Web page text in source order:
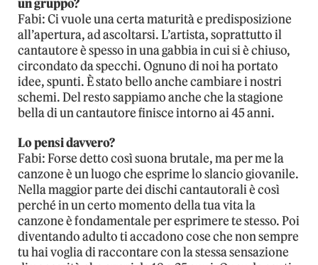
un gruppo?
Fabi: Ci vuole una certa maturità e predisposizione
all’apertura, ad ascoltarsi. L’artista, soprattutto il
cantautore è spesso in una gabbia in cui si è chiuso,
circondato da specchi. Ognuno di noi ha portato
idee, spunti. È stato bello anche cambiare i nostri
schemi. Del resto sappiamo anche che la stagione
bella di un cantautore finisce intorno ai 45 anni.
Lo pensi davvero?
Fabi: Forse detto così suona brutale, ma per me la
canzone è un luogo che esprime lo slancio giovanile.
Nella maggior parte dei dischi cantautorali è così
perché in un certo momento della tua vita la
canzone è fondamentale per esprimere te stesso. Poi
diventando adulto ti accadono cose che non sempre
tu hai voglia di raccontare con la stessa sensazione